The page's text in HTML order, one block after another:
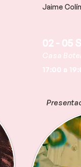
Jaime Colín
02 - 05
Casa
17:00 a